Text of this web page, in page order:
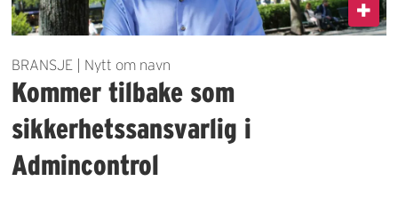
BRANSJE | Nytt om navn
Kommer tilbake som
sikkerhetssansvarlig i
Admincontrol